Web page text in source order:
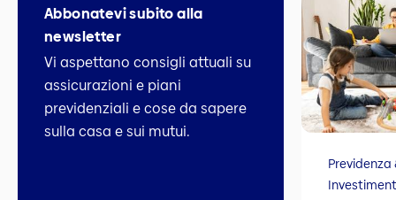
Abbonatevi subito alla
newsletter
Vi aspettano consigli attuali su
assicurazioni e piani
previdenziali e cose da sapere
sulla casa e sui mutui.
Previdenza